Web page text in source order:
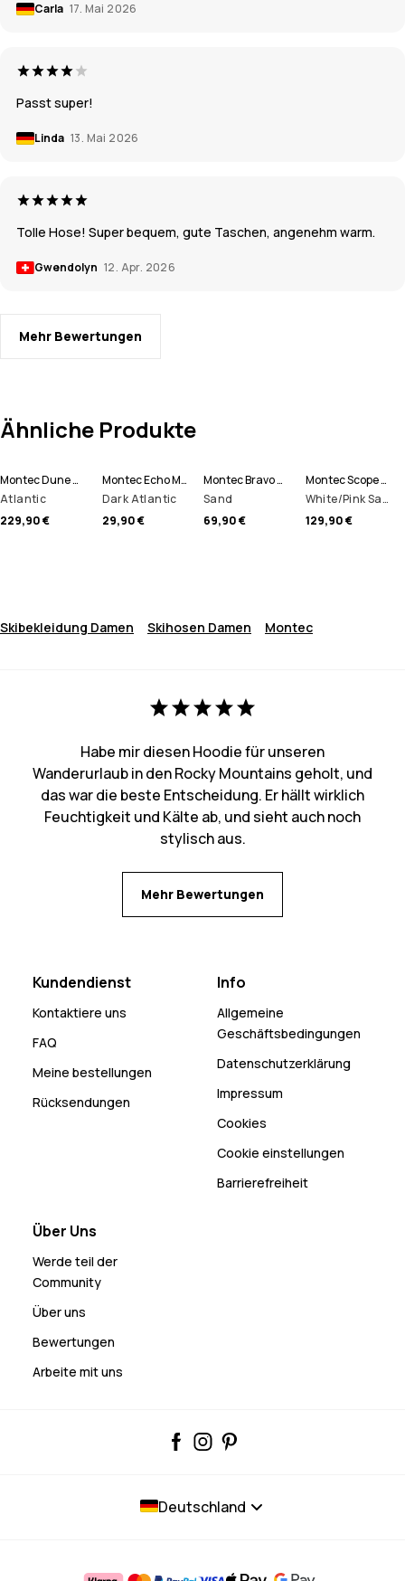
Carla 17. Mai 2026
Passt super!
Linda 13. Mai 2026
Tolle Hose! Super bequem, gute Taschen, angenehm warm.
Gwendolyn 12. Apr. 2026
Mehr Bewertungen
Ähnliche Produkte
Montec Dune W Skijacke Damen
Atlantic
229,90 €
Montec Echo Mütze
Dark Atlantic
29,90 €
Montec Bravo W Fleecepullover Damen
Sand
69,90 €
Montec Scope Skibrille
White/Pink Sapphire Mirror
129,90 €
Skibekleidung Damen Skihosen Damen Montec
Habe mir diesen Hoodie für unseren
Wanderurlaub in den Rocky Mountains geholt, und
das war die beste Entscheidung. Er hällt wirklich
Feuchtigkeit und Kälte ab, und sieht auch noch
stylisch aus.
Mehr Bewertungen
Kundendienst
Kontaktiere uns
FAQ
Meine bestellungen
Rücksendungen
Info
Allgemeine
Geschäftsbedingungen
Datenschutzerklärung
Impressum
Cookies
Cookie einstellungen
Barrierefreiheit
Über Uns
Werde teil der
Community
Über uns
Bewertungen
Arbeite mit uns
Deutschland